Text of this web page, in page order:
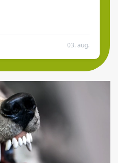
03. aug.